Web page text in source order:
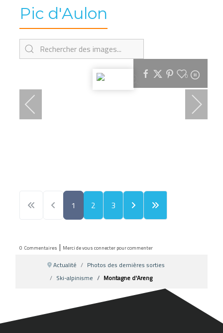
Pic d'Aulon
0
1 2 3
0 Commentaires | Merci de vous connecter pour commenter
Actualité
Photos des dernières sorties
Ski-alpinisme
Montagne d'Areng